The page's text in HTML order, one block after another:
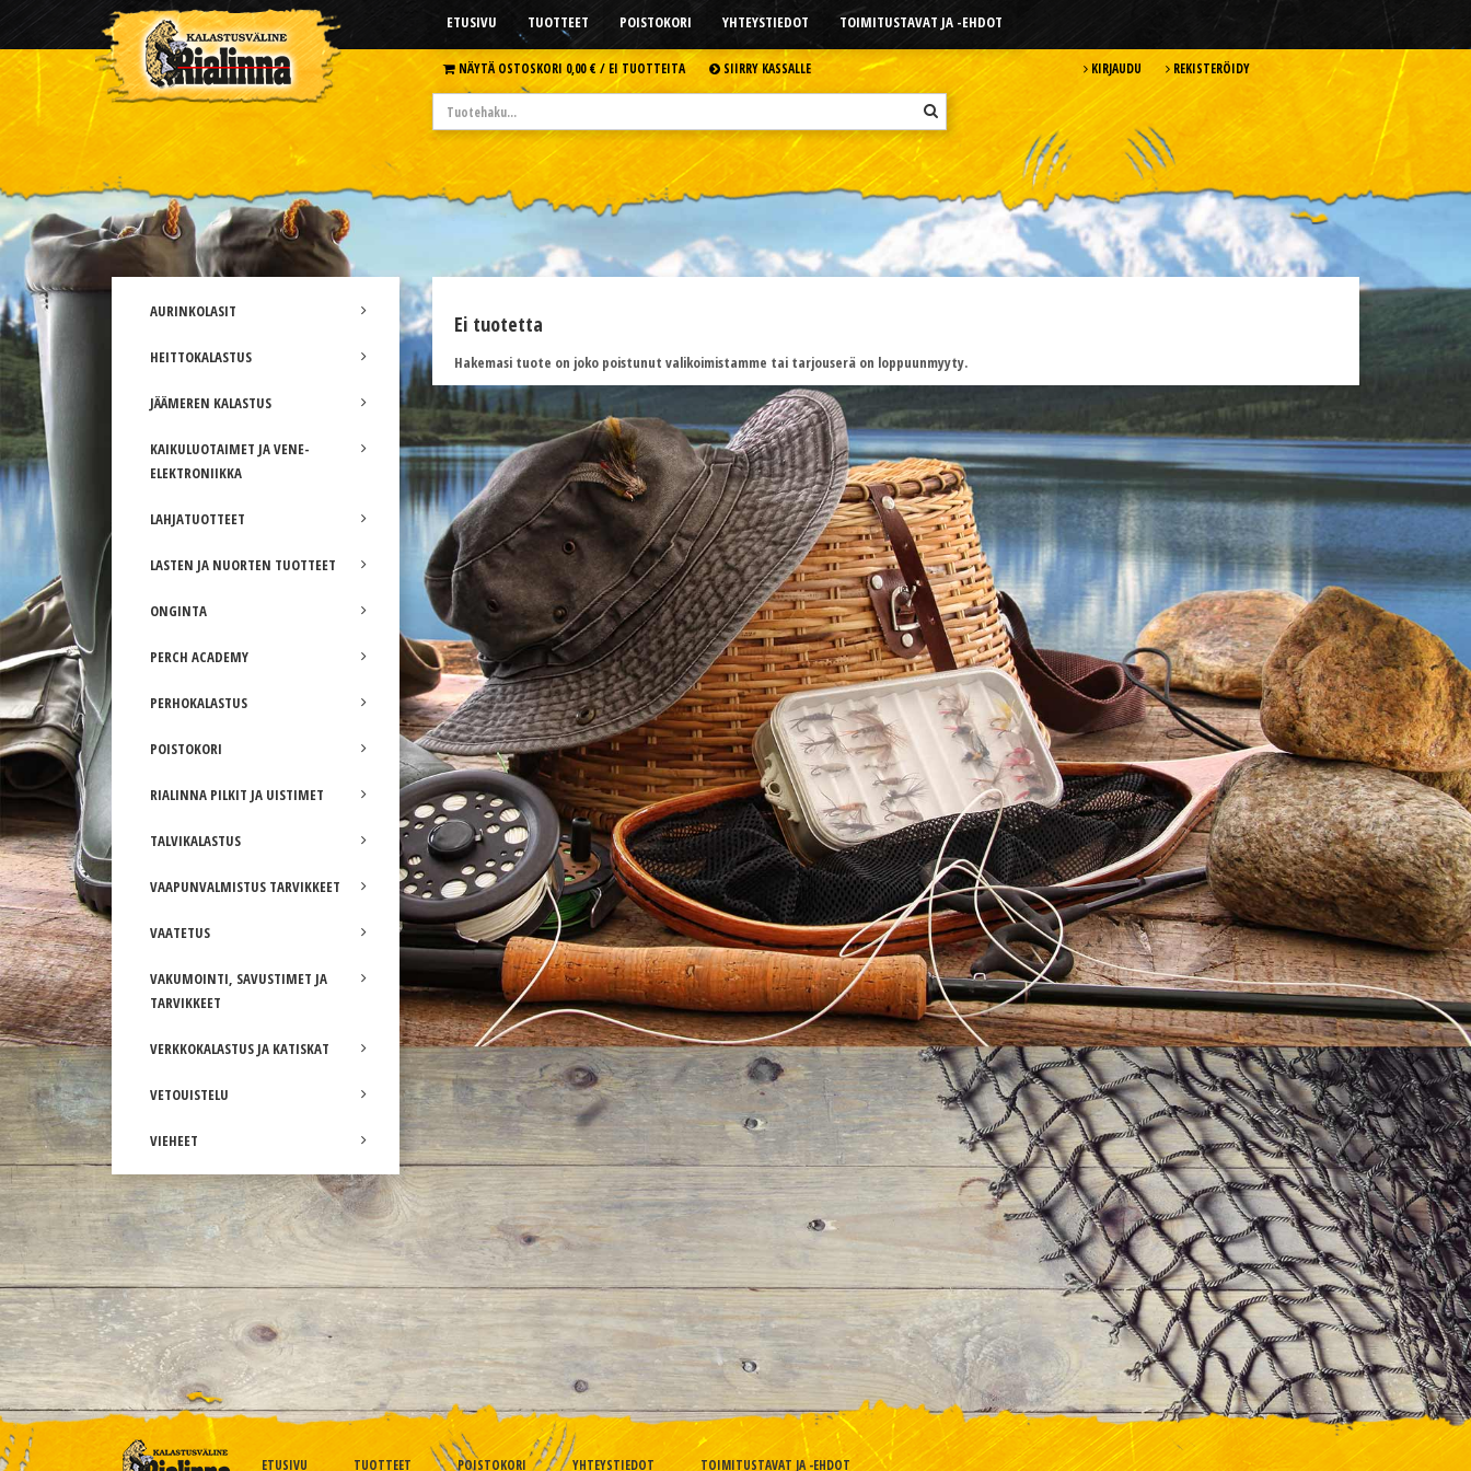
ETUSIVU TUOTTEET POISTOKORI YHTEYSTIEDOT TOIMITUSTAVAT JA -EHDOT
NÄYTÄ OSTOSKORI 0,00 € /EI TUOTTEITA SIIRRY KASSALLE KIRJAUDU REKISTERÖIDY
AURINKOLASIT
HEITTOKALASTUS
JÄÄMEREN KALASTUS
KAIKULUOTAIMET JA VENE-
ELEKTRONIIKKA
LAHJATUOTTEET
LASTEN JA NUORTEN TUOTTEET
ONGINTA
PERCH ACADEMY
PERHOKALASTUS
POISTOKORI
RIALINNA PILKIT JA UISTIMET
TALVIKALASTUS
VAAPUNVALMISTUS TARVIKKEET
VAATETUS
VAKUMOINTI, SAVUSTIMET JA
TARVIKKEET
VERKKOKALASTUS JA KATISKAT
VETOUISTELU
VIEHEET
Ei tuotetta
Hakemasi tuote on joko poistunut valikoimistamme tai tarjouserä on loppuunmyyty.
ETUSIVU TUOTTEET POISTOKORI YHTEYSTIEDOT TOIMITUSTAVAT JA -EHDOT